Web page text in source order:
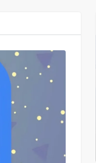
Duymayan
Decimen
03/08/2026